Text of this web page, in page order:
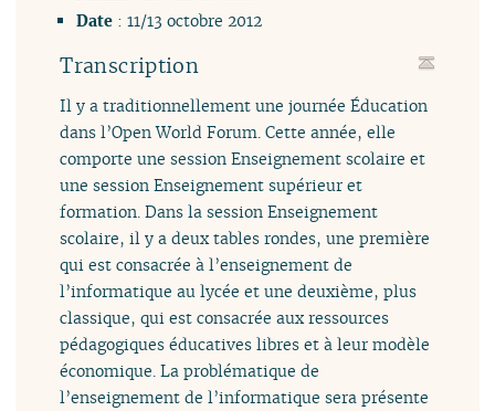
Date: 11/13 octobre 2012
Transcription
Il y a traditionnellement une journée Éducation
dans l’Open World Forum. Cette année, elle
comporte une session Enseignement scolaire et
une session Enseignement supérieur et
formation. Dans la session Enseignement
scolaire, il y a deux tables rondes, une première
qui est consacrée à l’enseignement de
l’informatique au lycée et une deuxième, plus
classique, qui est consacrée aux ressources
pédagogiques éducatives libres et à leur modèle
économique. La problématique de
l’enseignement de l’informatique sera présente